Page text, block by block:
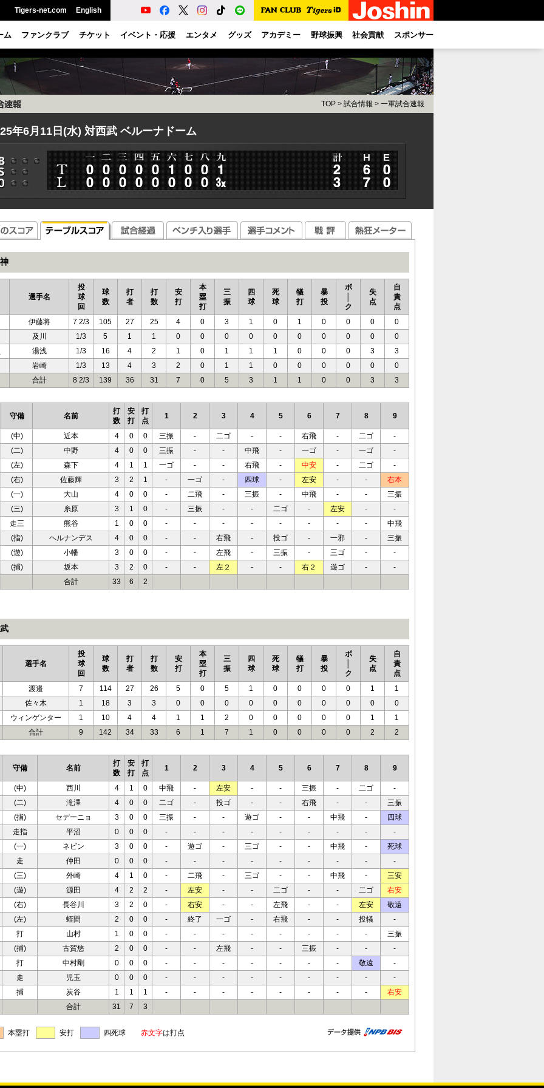
Tigers-net.com English
ム ファンクラブ チケット イベント・応援 エンタメ グッズ アカデミー 野球振興 社会貢献 スポンサー
TOP > 試合情報 > 一軍試合速報
年6月11日(水) 対西武 ベルーナドーム
選手名
投
球
回
球
数
打
者
打
数
安
打
本
塁
打
三
振
四
球
死
球
犠
打
暴
投
ボ
ク
失
点
自
責
点
伊藤将
7 2/3 105 27 25 4 0 3 1 0 1 0 0 0
0
及川
1/3 5 1 1 0 0 0 0 0 0 0 0 0
0
湯浅 1/3 16 4 2 1 0 1 1 1 0 0 0 3
3
岩崎
1/3 13 4 3 2 0 1 1 0 0 0 0 0
0
合計
8 2/3 139 36 31 7 0 5 3 1 1 0 0 3 3
守備 名前
打
数
安
打
打
点
1 2 3 4 5 6 7 8 9
(中) 近本 4 0 0 三振 - 二ゴ - - 右飛 - 二ゴ
-
(二) 中野 4 0 0 三振 - - 中飛 - 一ゴ - 一ゴ
-
(左) 森下 4 1 1 一ゴ - - 右飛 - 中安 - 二ゴ
-
(右) 佐藤輝 3 2 1 - 一ゴ - 四球 - 左安 - -
右本
(一) 大山 4 0 0 - 二飛 - 三振 - 中飛 - -
三振
(三) 糸原 3 1 0 - 三振 - - 二ゴ - 左安 -
-
走三
熊谷 1 0 0 - - - - - - - -
中飛
(指) ヘルナンデス 4 0 0 - - 右飛 - 投ゴ - 一邪 -
三振
(遊) 小幡 3 0 0 - - 左飛 - 三振 - 三ゴ -
-
(捕) 坂本 3 2 0 - - 左２ - - 右２ 遊ゴ -
-
合計
33 6 2
選手名
投
球
回
球
数
打
者
打
数
安
打
本
塁
打
三
振
四
球
死
球
犠
打
暴
投
ボ
ク
失
点
自
責
点
渡邉
7 114 27 26 5 0 5 1 0 0 0 0 1
1
佐々木
1 18 3 3 0 0 0 0 0 0 0 0 0
0
ウィンゲンター 1 10 4 4 1 1 2 0 0 0 0 0 1
1
合計
9 142 34 33 6 1 7 1 0 0 0 0 2 2
守備 名前
打
数
安
打
打
点
1 2 3 4 5 6 7 8 9
(中) 西川 4 1 0 中飛 - 左安 - - 三振 - 二ゴ
-
(二) 滝澤 4 0 0 二ゴ - 投ゴ - - 右飛 - -
三振
(指) セデーニョ 3 0 0 三振 - - 遊ゴ - - 中飛 -
四球
走指
平沼 0 0 0 - - - - - - - -
-
(一) ネビン 3 0 0 - 遊ゴ - 三ゴ - - 中飛 -
死球
走
仲田 0 0 0 - - - - - - - -
-
(三) 外崎 4 1 0 - 二飛 - 三ゴ - - 中飛 -
三安
(遊) 源田 4 2 2 - 左安 - - 二ゴ - - 二ゴ
右安
(右) 長谷川 3 2 0 - 右安 - - 左飛 - - 左安
敬遠
(左) 蛭間 2 0 0 - 終了 一ゴ - 右飛 - - 投犠
-
打
山村 1 0 0 - - - - - - - -
三振
(捕) 古賀悠 2 0 0 - - 左飛 - - 三振 - -
-
打
中村剛 0 0 0 - - - - - - - 敬遠
-
走
児玉 0 0 0 - - - - - - - -
-
捕
炭谷 1 1 1 - - - - - - - -
右安
合計
31 7 3
本塁打 安打 四死球 赤文字は打点